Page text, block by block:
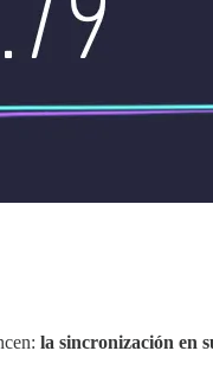
la sincronización en